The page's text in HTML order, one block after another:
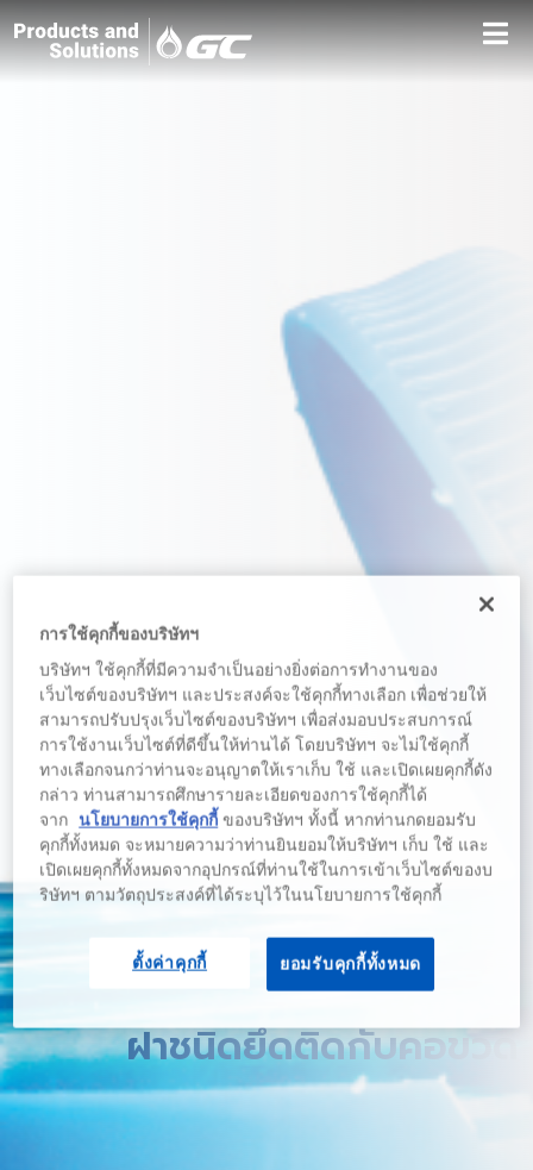
ฝาชนิดยึดติดกับคอขวด
การใช้คุกกี้ของบริษัทฯ
บริษัทฯ ใช้คุกกี้ที่มีความจำเป็นอย่างยิ่งต่อการทำงานของ
เว็บไซต์ของบริษัทฯ และประสงค์จะใช้คุกกี้ทางเลือก เพื่อช่วยให้
สามารถปรับปรุงเว็บไซต์ของบริษัทฯ เพื่อส่งมอบประสบการณ์
การใช้งานเว็บไซต์ที่ดีขึ้นให้ท่านได้ โดยบริษัทฯ จะไม่ใช้คุกกี้
ทางเลือกจนกว่าท่านจะอนุญาตให้เราเก็บ ใช้ และเปิดเผยคุกกี้ดัง
กล่าว ท่านสามารถศึกษารายละเอียดของการใช้คุกกี้ได้
จาก
นโยบายการใช้คุกกี้ ของบริษัทฯ ทั้งนี้ หากท่านกดยอมรับ
คุกกี้ทั้งหมด จะหมายความว่าท่านยินยอมให้บริษัทฯ เก็บ ใช้ และ
เปิดเผยคุกกี้ทั้งหมดจากอุปกรณ์ที่ท่านใช้ในการเข้าเว็บไซต์ของบ
ริษัทฯ ตามวัตถุประสงค์ที่ได้ระบุไว้ในนโยบายการใช้คุกกี้
ยอมรับคุกกี้ทั้งหมด
ตั้งค่าคุกกี้